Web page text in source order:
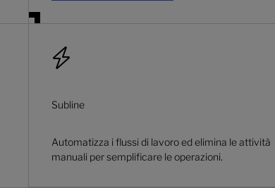
Subline
Automatizza i flussi di lavoro ed elimina le attività
manuali per semplificare le operazioni.